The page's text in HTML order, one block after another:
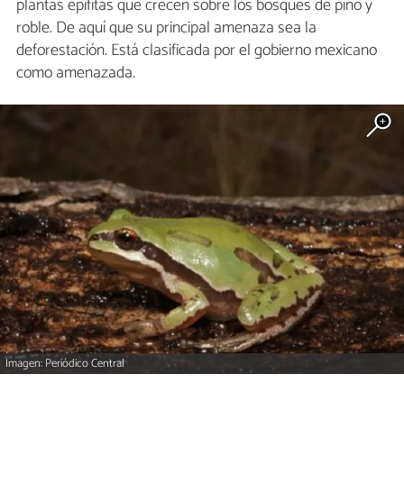
plantas epífitas que crecen sobre los bosques de pino y
roble. De aquí que su principal amenaza sea la
deforestación. Está clasificada por el gobierno mexicano
como amenazada.
Imagen: Periódico Central